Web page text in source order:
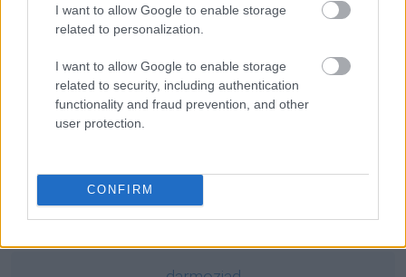
I want to allow Google to enable storage
related to personalization.
I want to allow Google to enable storage
related to security, including authentication
functionality and fraud prevention, and other
user protection.
CONFIRM
pacta sunt servanda
wychynąć
eutanazja